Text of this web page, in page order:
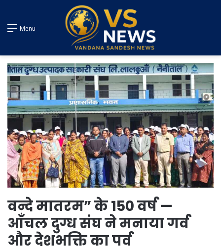
Menu
वन्दे मातरम” के 150 वर्ष —
आँचल दुग्ध संघ ने मनाया गर्व
और देशभक्ति का पर्व